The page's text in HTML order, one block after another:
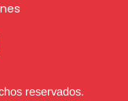
reservados.